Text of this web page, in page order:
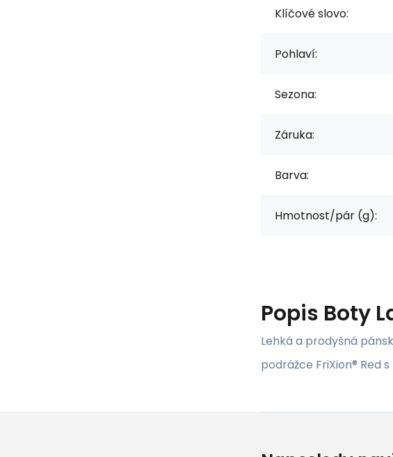
Klíčové slovo:
Pohlaví:
Sezona:
Záruka:
Barva:
Hmotnost/pár (g):
Popis Boty
Lehká a prodyšná
podrážce FriXion® Red